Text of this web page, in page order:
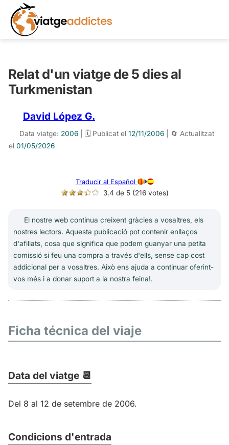
Relat d'un viatge de 5 dies al
Turkmenistan
David López G.
Data viatge: 2006 | 🗓️ Publicat el 12/11/2006 | 🔄 Actualitzat
el 01/05/2026
3.4 de 5 (216 votes)
Traducir al Español
El nostre web continua creixent gràcies a vosaltres, els
nostres lectors. Aquesta publicació pot contenir enllaços
d'afiliats, cosa que significa que podem guanyar una petita
comissió si feu una compra a través d'ells, sense cap cost
addicional per a vosaltres. Això ens ajuda a continuar oferint-
vos més i a donar suport a la nostra feina!.
Ficha técnica del viaje
Data del viatge 📆
Del 8 al 12 de setembre de 2006.
Condicions d'entrada